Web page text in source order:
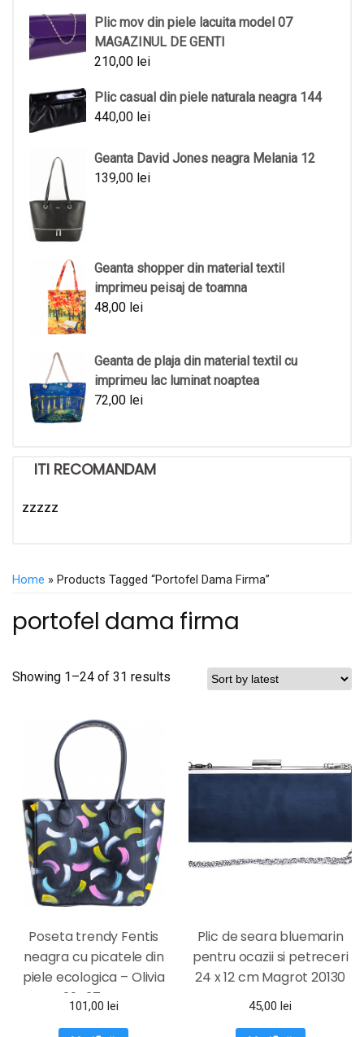
Plic mov din piele lacuita model 07
MAGAZINUL DE GENTI
210,00 lei
Plic casual din piele naturala neagra 144
440,00 lei
Geanta David Jones neagra Melania 12
139,00 lei
Geanta shopper din material textil
imprimeu peisaj de toamna
48,00 lei
Geanta de plaja din material textil cu
imprimeu lac luminat noaptea
72,00 lei
ITI RECOMANDAM
zzzzz
Home » Products Tagged “portofel Dama Firma”
portofel dama firma
Showing 1–24 of 31 results
Poseta trendy Fentis
neagra cu picatele din
piele ecologica – Olivia
29×37 cm
101,00 lei
Plic de seara bluemarin
pentru ocazii si petreceri
24 x 12 cm Magrot 20130
45,00 lei